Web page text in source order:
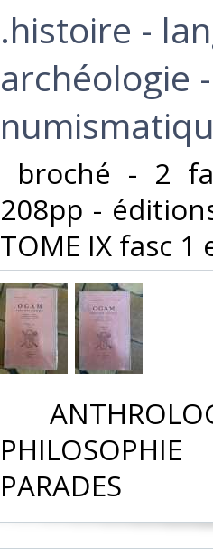
.histoire -
archéologie
broché - 2
208pp -
TOME IX fasc 1
PHILOSOPHIE
PARADES‎